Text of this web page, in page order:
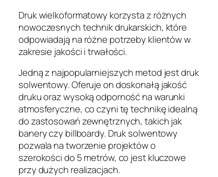
Druk wielkoformatowy korzysta z różnych
nowoczesnych technik drukarskich, które
odpowiadają na różne potrzeby klientów w
zakresie jakości i trwałości.
Jedną z najpopularniejszych metod jest druk
solwentowy. Oferuje on doskonałą jakość
druku oraz wysoką odporność na warunki
atmosferyczne, co czyni tę technikę idealną
do zastosowań zewnętrznych, takich jak
banery czy billboardy. Druk solwentowy
pozwala na tworzenie projektów o
szerokości do 5 metrów, co jest kluczowe
przy dużych realizacjach.